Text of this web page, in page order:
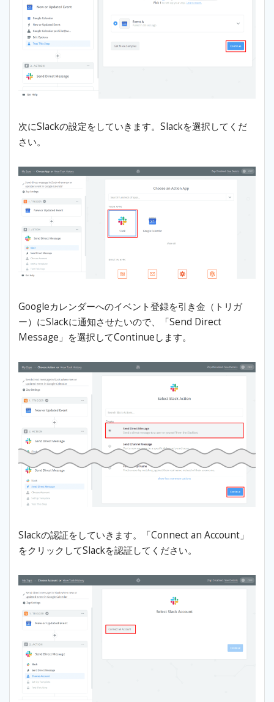
次にSlackの設定をしていきます。Slackを選択してくだ
さい。
Googleカレンダーへのイベント登録を引き金（トリガ
ー）にSlackに通知させたいので、「Send Direct
Message」を選択してContinueします。
Slackの認証をしていきます。「Connect an Account」
をクリックしてSlackを認証してください。